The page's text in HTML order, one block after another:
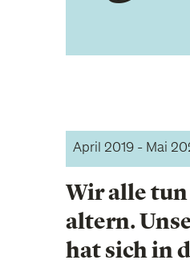
April 2019 - Mai
Wir alle
altern.
hat sich in